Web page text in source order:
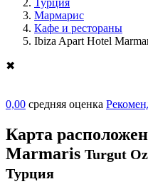
Мармарис
Кафе и рестораны
Ibiza Apart Hotel
✖
0,00 средняя оценка
Карта
Marmaris Turgut
Турция